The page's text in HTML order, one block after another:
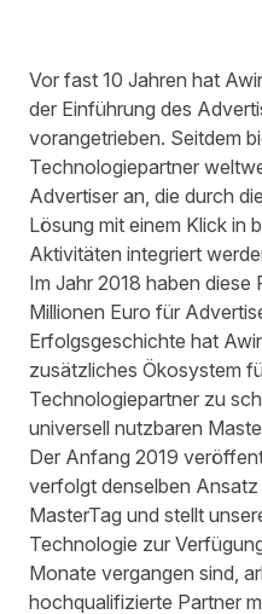
Vor fast 10 Jahren hat
der Einführung des
vorangetrieben. Seitdem
Technologiepartner
Advertiser an, die durch
Lösung mit einem Klick in
Aktivitäten integriert
Im Jahr 2018 haben diese
Millionen Euro für
Erfolgsgeschichte hat
zusätzliches Ökosystem
Technologiepartner zu
universell nutzbaren
Der Anfang 2019
verfolgt denselben
MasterTag und stellt
Technologie zur
Monate vergangen sind,
hochqualifizierte Partner